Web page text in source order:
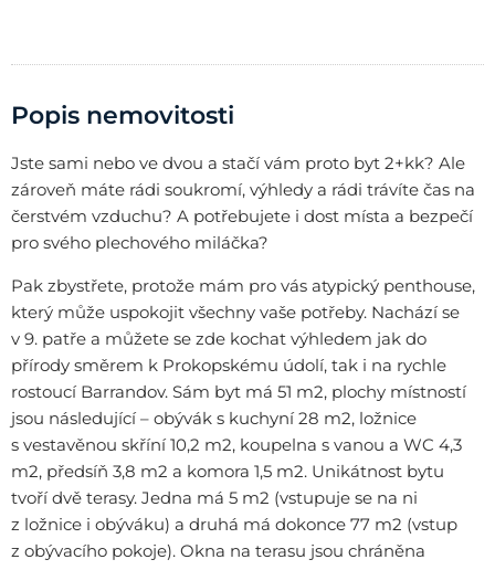
Popis nemovitosti
Jste sami nebo ve dvou a stačí vám proto byt 2+kk? Ale
zároveň máte rádi soukromí, výhledy a rádi trávíte čas na
čerstvém vzduchu? A potřebujete i dost místa a bezpečí
pro svého plechového miláčka?
Pak zbystřete, protože mám pro vás atypický penthouse,
který může uspokojit všechny vaše potřeby. Nachází se
v 9. patře a můžete se zde kochat výhledem jak do
přírody směrem k Prokopskému údolí, tak i na rychle
rostoucí Barrandov. Sám byt má 51 m2, plochy místností
jsou následující – obývák s kuchyní 28 m2, ložnice
s vestavěnou skříní 10,2 m2, koupelna s vanou a WC 4,3
m2, předsíň 3,8 m2 a komora 1,5 m2. Unikátnost bytu
tvoří dvě terasy. Jedna má 5 m2 (vstupuje se na ni
z ložnice i obýváku) a druhá má dokonce 77 m2 (vstup
z obývacího pokoje). Okna na terasu jsou chráněna